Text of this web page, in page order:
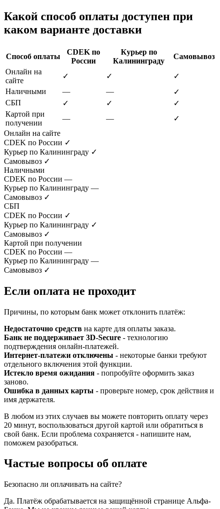
Какой способ оплаты доступен при
каком варианте доставки
Способ оплаты
CDEK по
России
Курьер по
Калининграду
Самовывоз
Онлайн на
сайте
✓ ✓
✓
Наличными
— —
✓
СБП
✓ ✓
✓
Картой при
получении
— —
✓
Онлайн на сайте
CDEK по России ✓
Курьер по Калининграду ✓
Самовывоз ✓
Наличными
CDEK по России —
Курьер по Калининграду —
Самовывоз ✓
СБП
CDEK по России ✓
Курьер по Калининграду ✓
Самовывоз ✓
Картой при получении
CDEK по России —
Курьер по Калининграду —
Самовывоз ✓
Если оплата не проходит
Причины, по которым банк может отклонить платёж:
Недостаточно средств на карте для оплаты заказа.
Банк не поддерживает 3D-Secure - технологию
подтверждения онлайн-платежей.
Интернет-платежи отключены - некоторые банки требуют
отдельного включения этой функции.
Истекло время ожидания - попробуйте оформить заказ
заново.
Ошибка в данных карты - проверьте номер, срок действия и
имя держателя.
В любом из этих случаев вы можете повторить оплату через
20 минут, воспользоваться другой картой или обратиться в
свой банк. Если проблема сохраняется - напишите нам,
поможем разобраться.
Частые вопросы об оплате
Безопасно ли оплачивать на сайте?
Да. Платёж обрабатывается на защищённой странице Альфа-